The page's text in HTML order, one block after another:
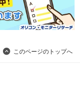
このページのトップへ